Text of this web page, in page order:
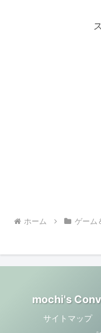
ホーム ゲーム
mochi's
サイトマップ